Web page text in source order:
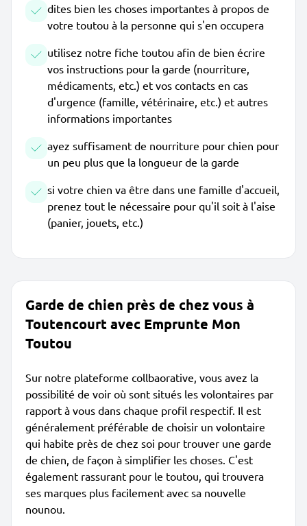
dites bien les choses importantes à propos de
votre toutou à la personne qui s'en occupera
utilisez notre fiche toutou afin de bien écrire
vos instructions pour la garde (nourriture,
médicaments, etc.) et vos contacts en cas
d'urgence (famille, vétérinaire, etc.) et autres
informations importantes
ayez suffisament de nourriture pour chien pour
un peu plus que la longueur de la garde
si votre chien va être dans une famille d'accueil,
prenez tout le nécessaire pour qu'il soit à l'aise
(panier, jouets, etc.)
Garde de chien près de chez vous à
Toutencourt avec Emprunte Mon
Toutou
Sur notre plateforme collbaorative, vous avez la
possibilité de voir où sont situés les volontaires par
rapport à vous dans chaque profil respectif. Il est
généralement préférable de choisir un volontaire
qui habite près de chez soi pour trouver une garde
de chien, de façon à simplifier les choses. C'est
également rassurant pour le toutou, qui trouvera
ses marques plus facilement avec sa nouvelle
nounou.